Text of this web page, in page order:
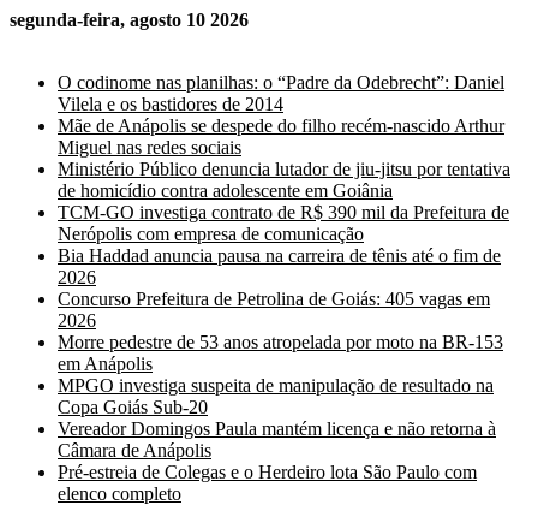
segunda-feira, agosto 10 2026
O codinome nas planilhas: o “Padre da Odebrecht”: Daniel
Vilela e os bastidores de 2014
Mãe de Anápolis se despede do filho recém-nascido Arthur
Miguel nas redes sociais
Ministério Público denuncia lutador de jiu-jitsu por tentativa
de homicídio contra adolescente em Goiânia
TCM-GO investiga contrato de R$ 390 mil da Prefeitura de
Nerópolis com empresa de comunicação
Bia Haddad anuncia pausa na carreira de tênis até o fim de
2026
Concurso Prefeitura de Petrolina de Goiás: 405 vagas em
2026
Morre pedestre de 53 anos atropelada por moto na BR-153
em Anápolis
MPGO investiga suspeita de manipulação de resultado na
Copa Goiás Sub-20
Vereador Domingos Paula mantém licença e não retorna à
Câmara de Anápolis
Pré-estreia de Colegas e o Herdeiro lota São Paulo com
elenco completo